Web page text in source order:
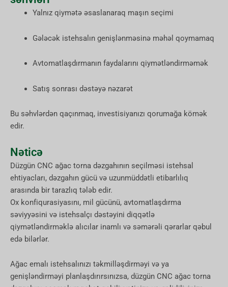
Yalnız qiymətə əsaslanaraq maşın seçimi
Gələcək istehsalın genişlənməsinə məhəl qoymamaq
Avtomatlaşdırmanın faydalarını qiymətləndirməmək
Satış sonrası dəstəyə nəzarət
Bu səhvlərdən qaçınmaq, investisiyanızı qorumağa kömək
edir.
Nəticə
Düzgün CNC ağac torna dəzgahının seçilməsi istehsal
ehtiyacları, dəzgahın gücü və uzunmüddətli etibarlılıq
arasında bir tarazlıq tələb edir.
Ox konfiqurasiyasını, mil gücünü, avtomatlaşdırma
səviyyəsini və istehsalçı dəstəyini diqqətlə
qiymətləndirməklə alıcılar inamlı və səmərəli qərarlar qəbul
edə bilərlər.
Ağac emalı istehsalınızı təkmilləşdirməyi və ya
genişləndirməyi planlaşdırırsınızsa, düzgün CNC ağac torna